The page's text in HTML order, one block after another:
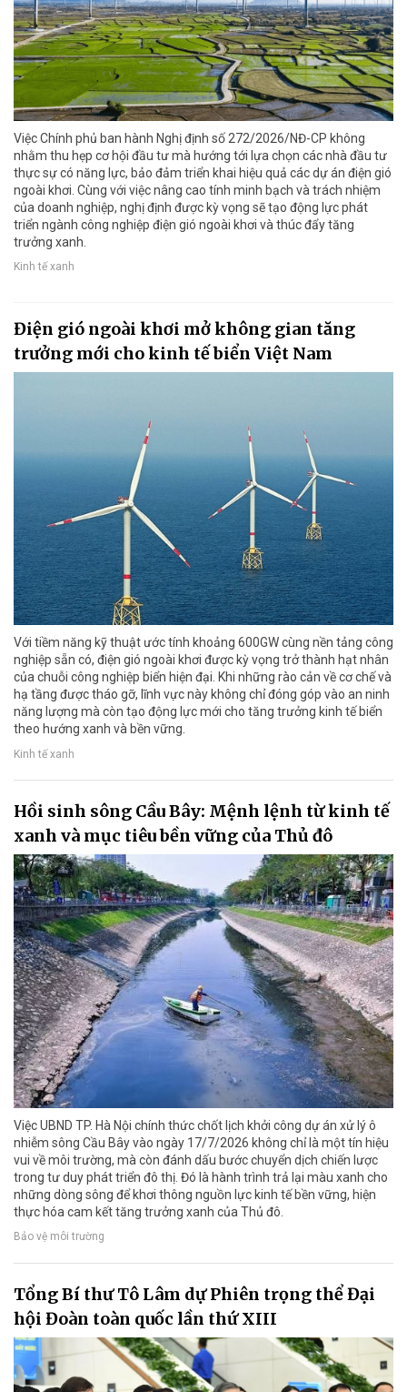
Việc Chính phủ ban hành Nghị định số 272/2026/NĐ-CP không
nhằm thu hẹp cơ hội đầu tư mà hướng tới lựa chọn các nhà đầu tư
thực sự có năng lực, bảo đảm triển khai hiệu quả các dự án điện gió
ngoài khơi. Cùng với việc nâng cao tính minh bạch và trách nhiệm
của doanh nghiệp, nghị định được kỳ vọng sẽ tạo động lực phát
triển ngành công nghiệp điện gió ngoài khơi và thúc đẩy tăng
trưởng xanh.
Kinh tế xanh
Điện gió ngoài khơi mở không gian tăng
trưởng mới cho kinh tế biển Việt Nam
Với tiềm năng kỹ thuật ước tính khoảng 600GW cùng nền tảng công
nghiệp sẵn có, điện gió ngoài khơi được kỳ vọng trở thành hạt nhân
của chuỗi công nghiệp biển hiện đại. Khi những rào cản về cơ chế và
hạ tầng được tháo gỡ, lĩnh vực này không chỉ đóng góp vào an ninh
năng lượng mà còn tạo động lực mới cho tăng trưởng kinh tế biển
theo hướng xanh và bền vững.
Kinh tế xanh
Hồi sinh sông Cầu Bây: Mệnh lệnh từ kinh tế
xanh và mục tiêu bền vững của Thủ đô
Việc UBND TP. Hà Nội chính thức chốt lịch khởi công dự án xử lý ô
nhiễm sông Cầu Bây vào ngày 17/7/2026 không chỉ là một tín hiệu
vui về môi trường, mà còn đánh dấu bước chuyển dịch chiến lược
trong tư duy phát triển đô thị. Đó là hành trình trả lại màu xanh cho
những dòng sông để khơi thông nguồn lực kinh tế bền vững, hiện
thực hóa cam kết tăng trưởng xanh của Thủ đô.
Bảo vệ môi trường
Tổng Bí thư Tô Lâm dự Phiên trọng thể Đại
hội Đoàn toàn quốc lần thứ XIII